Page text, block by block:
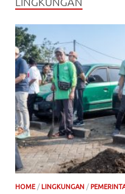
HOME / LINGKUNGAN /